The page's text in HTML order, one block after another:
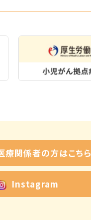
療関係者の方はこちら
Instagram